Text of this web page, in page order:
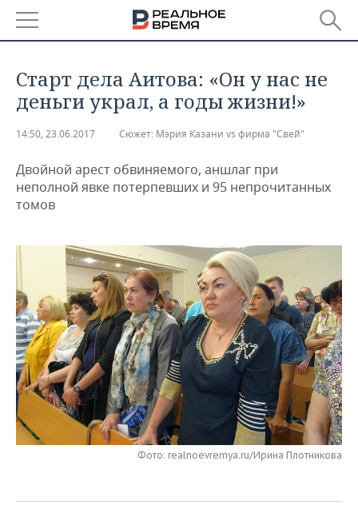
БАШКОРТОСТАН
ТАТАРСТАН
УДМУРТИЯ
НОВОСТИ
АНАЛИТИКА
НОВОСТИ АНАЛИТИКИ
ДЕКЛАРАЦИИ О ДОХОДАХ
ВУЗЫ ТАТАРСТАНА
КОМУ ПРИНАДЛЕЖАТ
ТОРГОВЫЕ ЦЕНТРЫ
ТАТАРСТАНА
ЭКОНОМИКА
НОВОСТИ ЭКОНОМИКИ
БЮДЖЕТ
ИНВЕСТИЦИИ
ПРОМЫШЛЕННОСТЬ
ПРОМЫШЛЕННОСТИ
АГРОПРОМ
МАШИНОСТРОЕНИЕ
НЕФТЕХИМИЯ
НЕФТЬ
ОПК
НЕДВИЖИМОСТЬ
НОВОСТИ НЕДВИЖИМОСТИ
НОВОСТИ АВТО
БИЗНЕС
НОВОСТИ БИЗНЕСА
РОЗНИЧНАЯ ТОРГОВЛЯ
ТРАНСПОРТ
ТЕХНОЛОГИИ
НОВОСТИ ТЕХНОЛОГИЙ
IT
ТЕЛЕКОММУНИКАЦИИ
МЕРОПРИЯТИЯ
НОВОСТИ МЕРОПРИЯТИЙ
ВЫЕЗДНАЯ РЕДАКЦИЯ
БИЗНЕС-БРАНЧИ
СПОРТ
ФУТБОЛ
НОВОСТИ ОБЩЕСТВА
ФОТОГАЛЕРЕЯ
Старт дела Аитова: «Он у нас не
деньги украл, а годы жизни!»
14:50, 23.06.2017 Сюжет: Мэрия Казани vs фирма "Свей"
Двойной арест обвиняемого, аншлаг при
неполной явке потерпевших и 95 непрочитанных
томов
Фото: realnoevremya.ru/Ирина Плотникова